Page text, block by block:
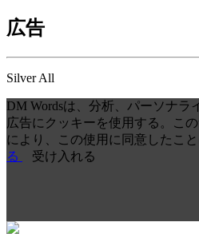
広告
Silver All
DM Wordsは、分析、パーソナラ
広告にクッキーを使用する。こ
により、この使用に同意したこと
る
受け入れる